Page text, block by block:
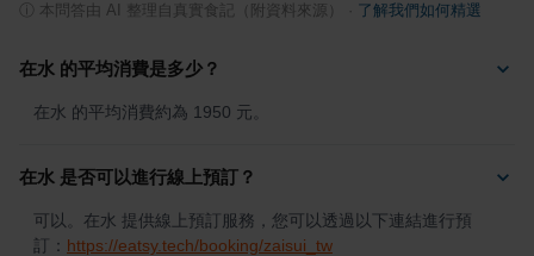
本問答由 AI 整理自真實食記（附資料來源） 了解我們如何精選
在水 的平均消費是多少？
在水 的平均消費約為 1950 元。
在水 是否可以進行線上預訂？
可以。在水 提供線上預訂服務，您可以透過以下連結進行預
訂： https://eatsy.tech/booking/zaisui_tw